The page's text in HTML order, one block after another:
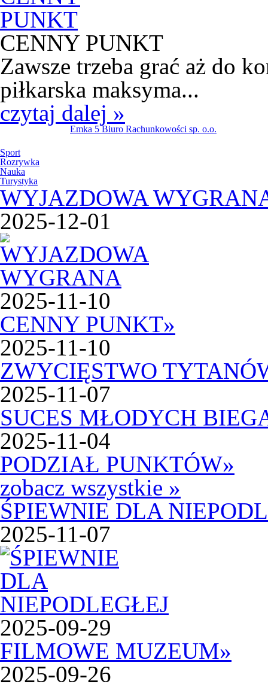
CENNY PUNKT
Zawsze trzeba grać aż do
piłkarska maksyma...
czytaj dalej »
Emka 5 Biuro Rachunkowości sp. o.o.
Sport
Rozrywka
Nauka
Turystyka
WYJAZDOWA
2025-12-01
2025-11-10
CENNY PUNKT»
2025-11-10
ZWYCIĘSTWO
2025-11-07
SUCES MŁODYCH
2025-11-04
PODZIAŁ PUNKTÓW»
zobacz wszystkie »
ŚPIEWNIE DLA
2025-11-07
2025-09-29
FILMOWE MUZEUM»
2025-09-26